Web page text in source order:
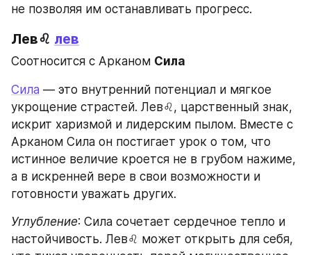
не позволяя им останавливать прогресс.
Лев♌ лев
Соотносится с Арканом Сила
Сила — это внутренний потенциал и мягкое
укрощение страстей. Лев♌, царственный знак,
искрит харизмой и лидерским пылом. Вместе с
Арканом Сила он постигает урок о том, что
истинное величие кроется не в грубом нажиме,
а в искренней вере в свои возможности и
готовности уважать других.
Углубление: Сила сочетает сердечное тепло и
настойчивость. Лев♌ может открыть для себя,